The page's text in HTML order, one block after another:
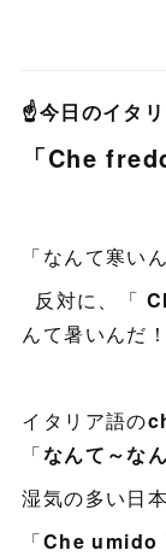
☝今日のイタ
「Che
「なんて寒い
反対に、「
んて暑いんだ！
イタリア語の
「なんて～な
湿気の多い日
「Che umido